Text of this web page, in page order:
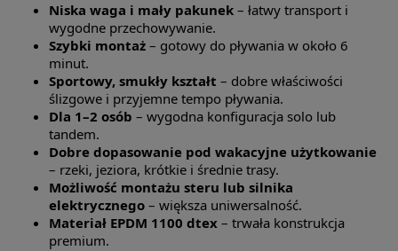
Niska waga i mały pakunek – łatwy transport i
wygodne przechowywanie.
Szybki montaż – gotowy do pływania w około 6
minut.
Sportowy, smukły kształt – dobre właściwości
ślizgowe i przyjemne tempo pływania.
Dla 1–2 osób – wygodna konfiguracja solo lub
tandem.
Dobre dopasowanie pod wakacyjne użytkowanie
– rzeki, jeziora, krótkie i średnie trasy.
Możliwość montażu steru lub silnika
elektrycznego – większa uniwersalność.
Materiał EPDM 1100 dtex – trwała konstrukcja
premium.